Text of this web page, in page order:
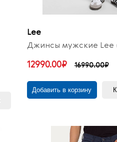
Lee
Джинсы мужские Lee
12990.00₽ 16990.00₽
Добавить в корзину